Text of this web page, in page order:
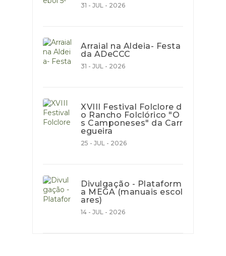
31 - JUL - 2026
Arraial na Aldeia- Festa
da ADeCCC
31 - JUL - 2026
XVIII Festival Folclore d
o Rancho Folclórico "O
s Camponeses" da Carr
egueira
25 - JUL - 2026
Divulgação - Plataform
a MEGA (manuais escol
ares)
14 - JUL - 2026